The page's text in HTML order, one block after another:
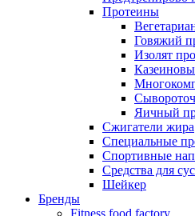
Протеины
Говяжий
Изолят
Яичный
Сжигатели жира
Специальные
Спортивные
Средства для
Шейкер
Бренды
Fitness food factory